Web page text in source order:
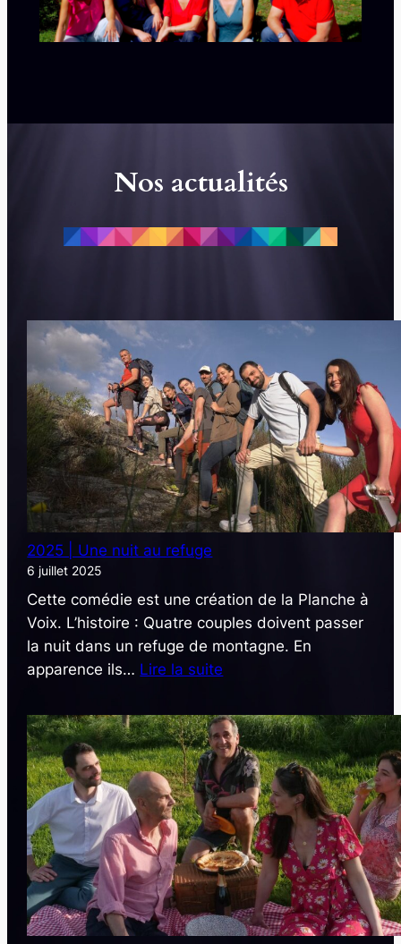
Nos actualités
2025 | Une nuit au refuge
6 juillet 2025
Cette comédie est une création de la Planche à
Voix. L’histoire : Quatre couples doivent passer
la nuit dans un refuge de montagne. En
apparence ils… Lire la suite
|
Une
nuit
au
refuge